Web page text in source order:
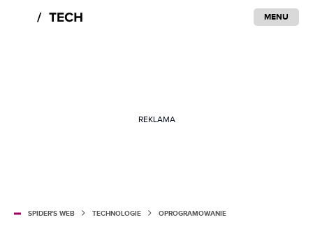
MENU
REKLAMA
SPIDER'S WEB TECHNOLOGIE OPROGRAMOWANIE